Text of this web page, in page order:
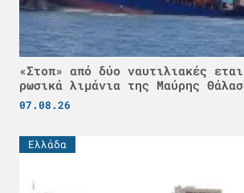
«Στοπ» από δύο ναυτιλιακές
ρωσικά λιμάνια της Μαύρης
07.08.26
Ελλάδα